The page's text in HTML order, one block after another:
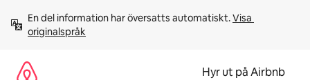
innehåll
En del information har översatts automatiskt. Visa
originalspråk
Hyr ut på Airbnb